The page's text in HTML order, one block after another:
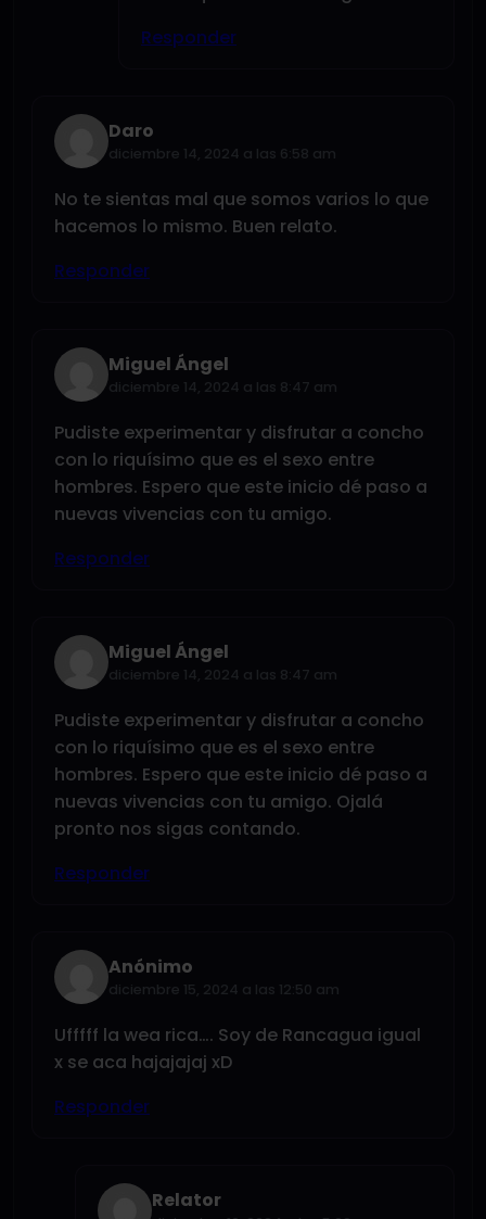
Responder
Daro
diciembre 14, 2024 a las 6:58 am
No te sientas mal que somos varios lo que
hacemos lo mismo. Buen relato.
Responder
Miguel Ángel
diciembre 14, 2024 a las 8:47 am
Pudiste experimentar y disfrutar a concho
con lo riquísimo que es el sexo entre
hombres. Espero que este inicio dé paso a
nuevas vivencias con tu amigo.
Responder
Miguel Ángel
diciembre 14, 2024 a las 8:47 am
Pudiste experimentar y disfrutar a concho
con lo riquísimo que es el sexo entre
hombres. Espero que este inicio dé paso a
nuevas vivencias con tu amigo. Ojalá
pronto nos sigas contando.
Responder
Anónimo
diciembre 15, 2024 a las 12:50 am
Ufffff la wea rica…. Soy de Rancagua igual
x se aca hajajajaj xD
Responder
Relator